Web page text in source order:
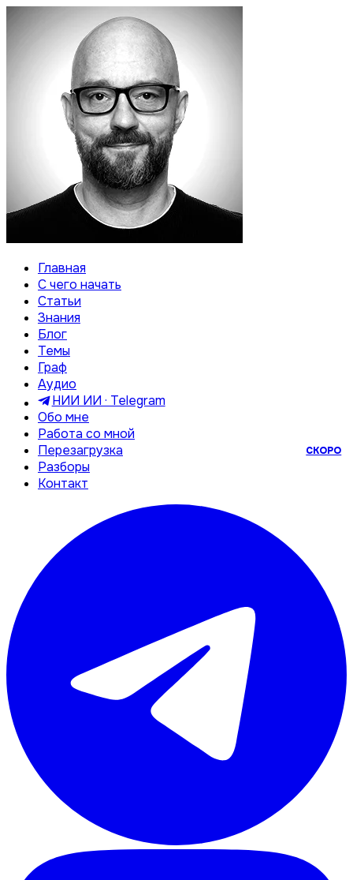
Главная
С чего начать
Статьи
Знания
Блог
Темы
Граф
Аудио
НИИ ИИ · Telegram
Обо мне
Работа со мной
Перезагрузка
СКОРО
Разборы
Контакт